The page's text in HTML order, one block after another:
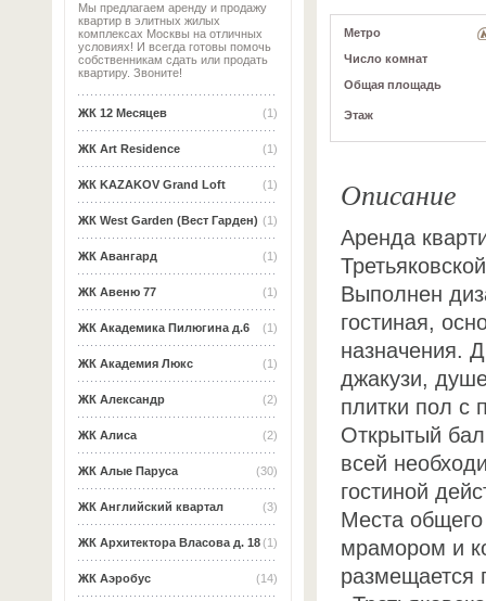
Мы предлагаем аренду и продажу
квартир в элитных жилых
комплексах Москвы на отличных
условиях! И всегда готовы помочь
собственникам сдать или продать
квартиру. Звоните!
(1)
ЖК 12 Месяцев
(1)
ЖК Art Residence
(1)
ЖК KAZAKOV Grand Loft
(1)
ЖК West Garden (Вест Гарден)
(1)
ЖК Авангард
(1)
ЖК Авеню 77
(1)
ЖК Академика Пилюгина д.6
(1)
ЖК Академия Люкс
(2)
ЖК Александр
(2)
ЖК Алиса
(30)
ЖК Алые Паруса
(3)
ЖК Английский квартал
(1)
ЖК Архитектора Власова д. 18
(14)
ЖК Аэробус
Метро
Число комнат
Общая площадь
Этаж
Описание
Аренда
Выполнен
гостиная,
назначения.
джакузи,
плитки пол с
Открытый
всей
гостиной
Места
мрамором и
размещается